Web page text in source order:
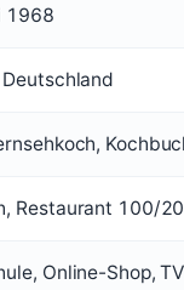
1968
Deutschland
Restaurant 100/
Online-Shop,